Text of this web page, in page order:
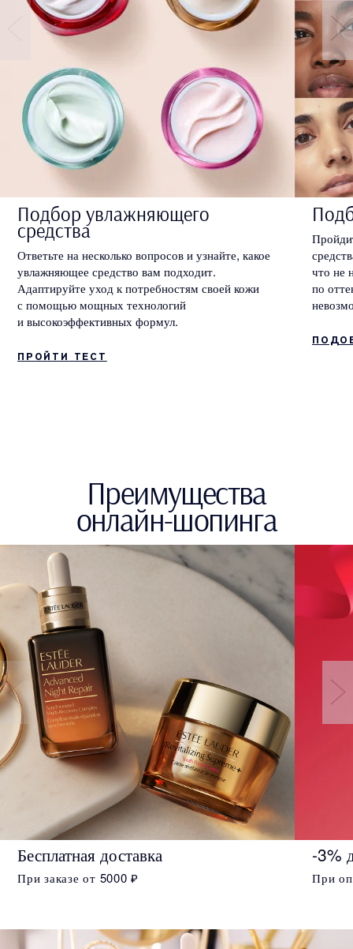
Подбор увлажняющего
средства
Ответьте на несколько вопросов и узнайте, какое
увлажняющее средство вам подходит.
Адаптируйте уход к потребностям своей кожи
с помощью мощных технологий
и высокоэффективных формул.
ПРОЙТИ ТЕСТ
что не
по
Преимущества
онлайн‑шопинга
Бесплатная доставка
При заказе от 5000 ₽
-3%
При